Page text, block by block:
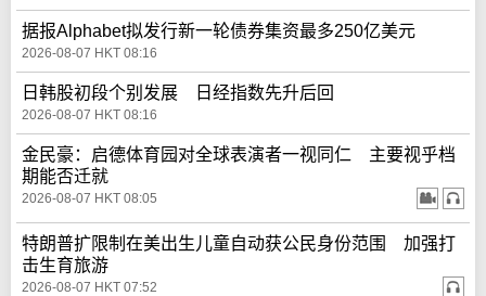
据报Alphabet拟发行新一轮债券集资最多250亿美元
2026-08-07 HKT 08:16
日韩股初段个别发展 日经指数先升后回
2026-08-07 HKT 08:16
金民豪：启德体育园对全球表演者一视同仁 主要视乎档
期能否迁就
2026-08-07 HKT 08:05
特朗普扩限制在美出生儿童自动获公民身份范围 加强打
击生育旅游
2026-08-07 HKT 07:52